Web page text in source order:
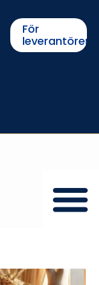
För
leverantörer